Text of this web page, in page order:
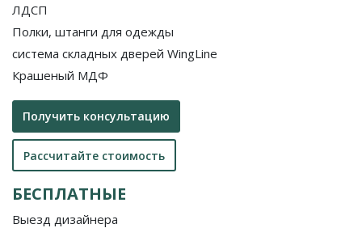
ЛДСП
Полки, штанги для одежды
система складных дверей WingLine
Крашеный МДФ
Получить консультацию
Рассчитайте стоимость
БЕСПЛАТНЫЕ
Выезд дизайнера